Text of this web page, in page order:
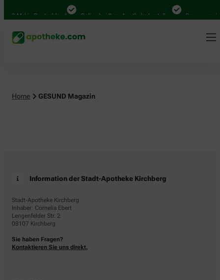
Mal in Deutschland Online bei Ihrer Apotheke bestellen Bequem
Home GESUND Magazin
Information der Stadt-Apotheke Kirchberg
Stadt-Apotheke Kirchberg
Inhaber: Cornelia Ebert
Lengenfelder Str. 2
08107 Kirchberg
Sie haben Fragen?
Kontaktieren Sie uns direkt.